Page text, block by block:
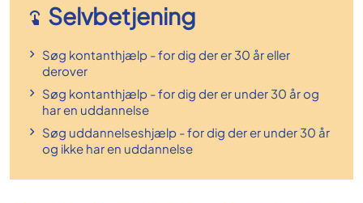
Selvbetjening
Søg kontanthjælp - for dig der er 30 år eller
derover
Søg kontanthjælp - for dig der er under 30 år og
har en uddannelse
Søg uddannelseshjælp - for dig der er under 30 år
og ikke har en uddannelse